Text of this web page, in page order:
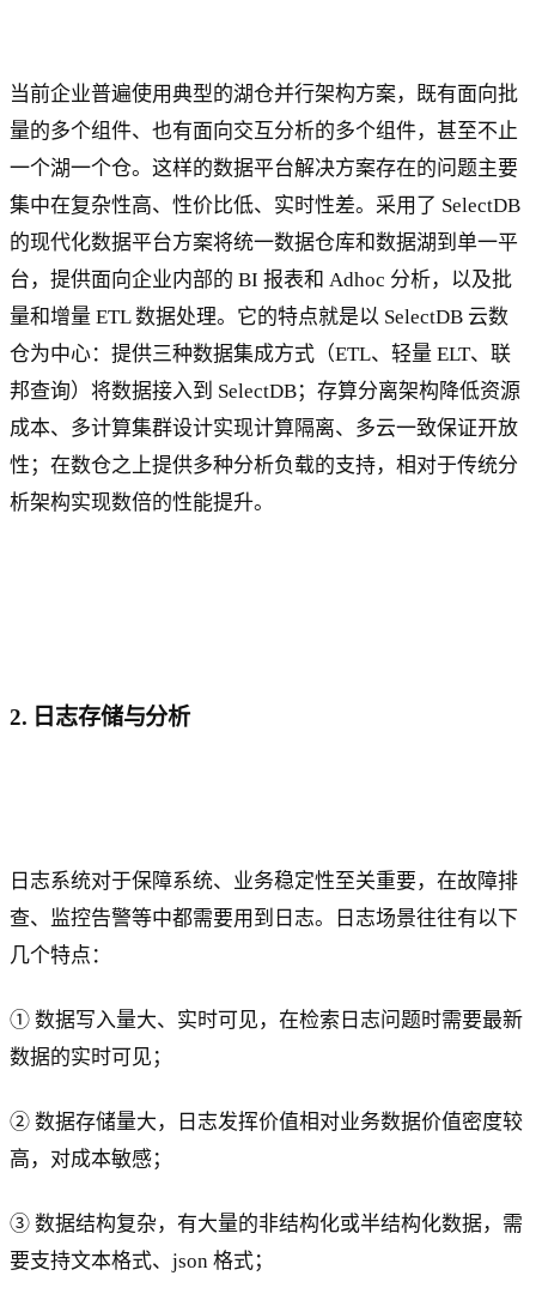
当前企业普遍使用典型的湖仓并行架构方案，既有面向批
量的多个组件、也有面向交互分析的多个组件，甚至不止
一个湖一个仓。这样的数据平台解决方案存在的问题主要
集中在复杂性高、性价比低、实时性差。采用了 SelectDB
的现代化数据平台方案将统一数据仓库和数据湖到单一平
台，提供面向企业内部的 BI 报表和 Adhoc 分析，以及批
量和增量 ETL 数据处理。它的特点就是以 SelectDB 云数
仓为中心：提供三种数据集成方式（ETL、轻量 ELT、联
邦查询）将数据接入到 SelectDB；存算分离架构降低资源
成本、多计算集群设计实现计算隔离、多云一致保证开放
性；在数仓之上提供多种分析负载的支持，相对于传统分
析架构实现数倍的性能提升。
2. 日志存储与分析
日志系统对于保障系统、业务稳定性至关重要，在故障排
查、监控告警等中都需要用到日志。日志场景往往有以下
几个特点：
① 数据写入量大、实时可见，在检索日志问题时需要最新
数据的实时可见；
② 数据存储量大，日志发挥价值相对业务数据价值密度较
高，对成本敏感；
③ 数据结构复杂，有大量的非结构化或半结构化数据，需
要支持文本格式、json 格式；